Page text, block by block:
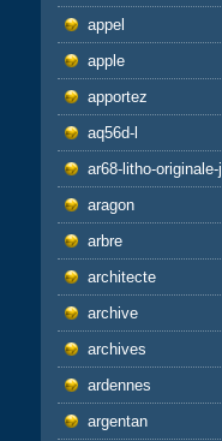
appel
apple
apportez
aq56d-l
ar68-litho-originale-j
aragon
arbre
architecte
archive
archives
ardennes
argentan